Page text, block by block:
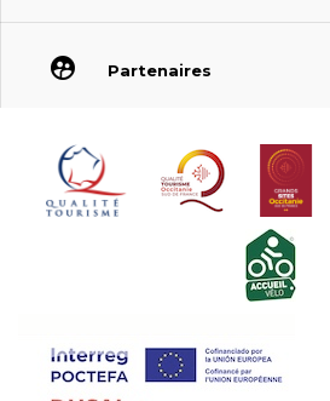
Partenaires